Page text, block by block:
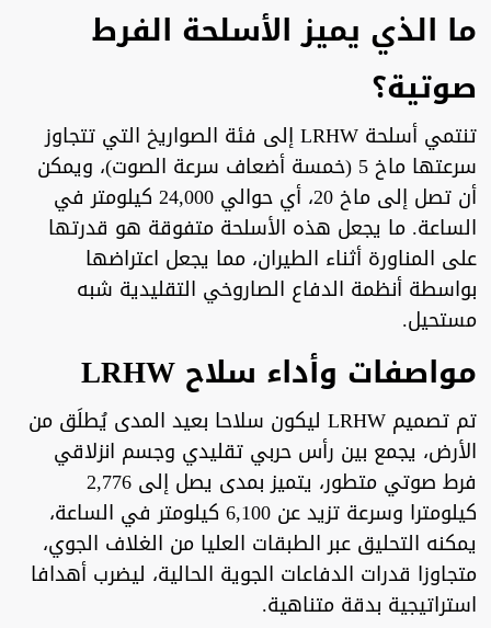
ما الذي يميز الأسلحة الفرط
صوتية؟
تنتمي أسلحة LRHW إلى فئة الصواريخ التي تتجاوز
سرعتها ماخ 5 (خمسة أضعاف سرعة الصوت)، ويمكن
أن تصل إلى ماخ 20، أي حوالي 24,000 كيلومتر في
الساعة. ما يجعل هذه الأسلحة متفوقة هو قدرتها
على المناورة أثناء الطيران، مما يجعل اعتراضها
بواسطة أنظمة الدفاع الصاروخي التقليدية شبه
مستحيل.
مواصفات وأداء سلاح LRHW
تم تصميم LRHW ليكون سلاحا بعيد المدى يُطلَق من
الأرض، يجمع بين رأس حربي تقليدي وجسم انزلاقي
فرط صوتي متطور، يتميز بمدى يصل إلى 2,776
كيلومترا وسرعة تزيد عن 6,100 كيلومتر في الساعة،
يمكنه التحليق عبر الطبقات العليا من الغلاف الجوي،
متجاوزا قدرات الدفاعات الجوية الحالية، ليضرب أهدافا
استراتيجية بدقة متناهية.